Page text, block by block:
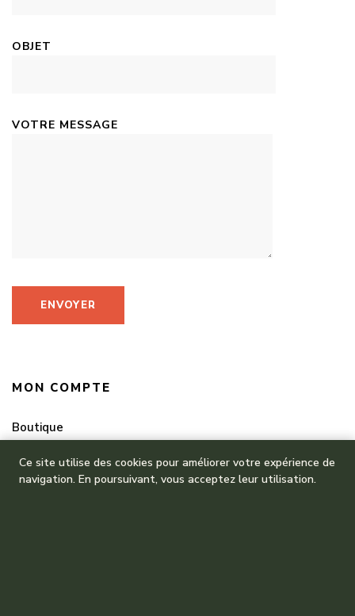
OBJET
VOTRE MESSAGE
MON COMPTE
Boutique
Mes commandes
Ce site utilise des cookies pour améliorer votre expérience de
navigation. En poursuivant, vous acceptez leur utilisation.